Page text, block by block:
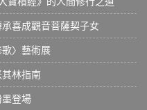
喜成觀音菩薩契子女
〉藝術展
林指南
登場